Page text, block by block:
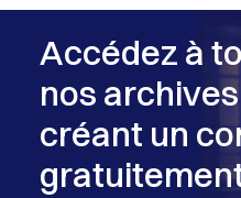
Accédez à
nos
créant un